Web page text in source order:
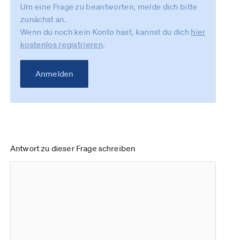
Um eine Frage zu beantworten, melde dich bitte
zunächst an.
Wenn du noch kein Konto hast, kannst du dich hier
kostenlos registrieren.
Anmelden
Antwort zu dieser Frage schreiben